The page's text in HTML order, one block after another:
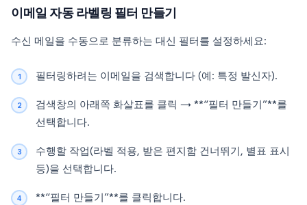
이메일 자동 라벨링 필터 만들기
수신 메일을 수동으로 분류하는 대신 필터를 설정하세요:
필터링하려는 이메일을 검색합니다 (예: 특정 발신자).
검색창의 아래쪽 화살표를 클릭 → **“필터 만들기”**를
선택합니다.
수행할 작업(라벨 적용, 받은 편지함 건너뛰기, 별표 표시
등)을 선택합니다.
**“필터 만들기”**를 클릭합니다.